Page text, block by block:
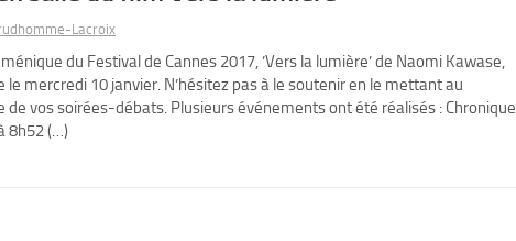
Lacroix
du Festival de Cannes 2017, ’Vers la lumière’ de Naomi Kawase,
le mercredi 10 janvier. N’hésitez pas à le soutenir en le mettant au
de vos soirées-débats. Plusieurs événements ont été réalisés : Chronique
8h52 (…)